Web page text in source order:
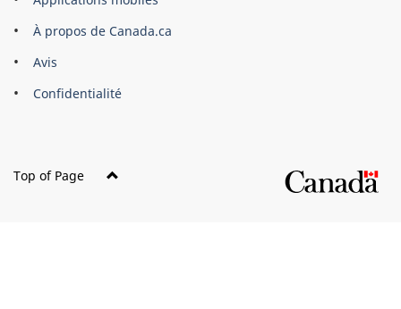
gouvernement
du
Canada
À propos de Canada.ca
Avis
Confidentialité
Top of Page